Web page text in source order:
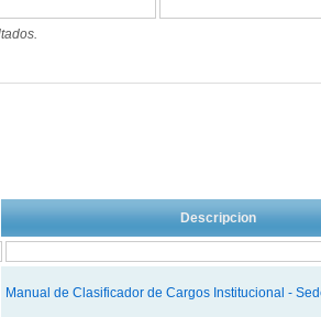
Descripcion
Manual de Clasificador de Cargos Institucional -